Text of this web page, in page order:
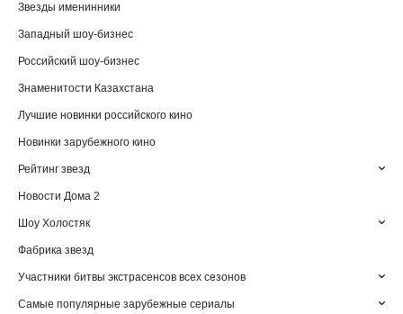
Звезды именинники
Западный шоу-бизнес
Российский шоу-бизнес
Знаменитости Казахстана
Лучшие новинки российского кино
Новинки зарубежного кино
Рейтинг звезд
Новости Дома 2
Шоу Холостяк
Фабрика звезд
Участники битвы экстрасенсов всех сезонов
Самые популярные зарубежные сериалы